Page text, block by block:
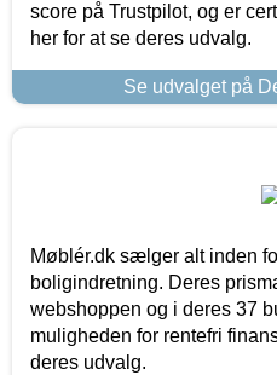
score på Trustpilot, og er
her for at se deres udvalg.
Se udvalget på
Møblér.dk sælger alt inden
boligindretning. Deres
webshoppen og i deres 37
muligheden for rentefri
deres udvalg.